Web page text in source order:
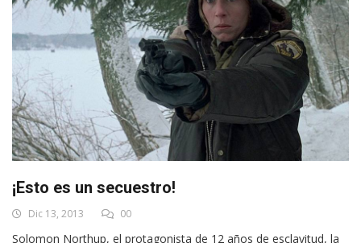
¡Esto es un secuestro!
Dic 13, 2013 00
Solomon Northup, el protagonista de 12 años de esclavitud, la